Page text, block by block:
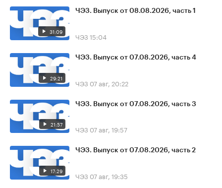
31:09
ЧЭЗ. Выпуск от 08.08.2026, часть 1
ЧЭЗ 15:04
29:21
ЧЭЗ. Выпуск от 07.08.2026, часть 4
ЧЭЗ 07 авг, 20:22
21:57
ЧЭЗ. Выпуск от 07.08.2026, часть 3
ЧЭЗ 07 авг, 19:57
17:29
ЧЭЗ. Выпуск от 07.08.2026, часть 2
ЧЭЗ 07 авг, 19:35